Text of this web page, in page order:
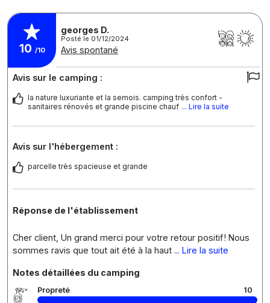
10 /10
georges D.
Posté le 01/12/2024
Avis spontané
Avis sur le camping :
la nature luxuriante et la semois. camping très confort -
sanitaires rénovés et grande piscine chauf ... Lire la suite
Avis sur l'hébergement :
parcelle très spacieuse et grande
Réponse de l'établissement
Cher client, Un grand merci pour votre retour positif ! Nous
sommes ravis que tout ait été à la haut ... Lire la suite
Notes détaillées du camping
Propreté 10